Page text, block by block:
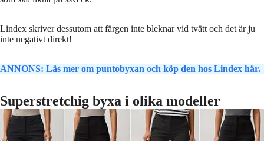
Lindex skriver dessutom att färgen inte bleknar vid tvätt och det är ju
inte negativt direkt!
ANNONS: Läs mer om puntobyxan och köp den hos Lindex här.
Superstretchig byxa i olika modeller